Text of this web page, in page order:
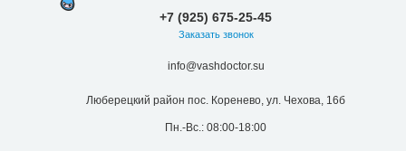
+7 (925) 675-25-45
Заказать звонок
info@vashdoctor.su
Люберецкий район пос. Коренево, ул. Чехова, 16б
Пн.-Вс.: 08:00-18:00